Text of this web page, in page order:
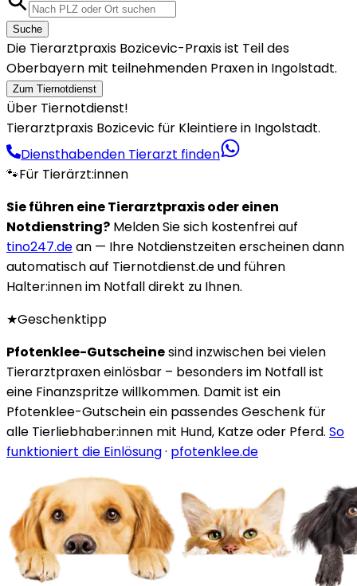
Suche
Die Tierarztpraxis Bozicevic-Praxis ist Teil des
Oberbayern mit teilnehmenden Praxen in Ingolstadt.
Zum Tiernotdienst
Über Tiernotdienst!
Tierarztpraxis Bozicevic für Kleintiere in Ingolstadt.
Diensthabenden Tierarzt finden
🐾Für Tierärzt:innen
Sie führen eine Tierarztpraxis oder einen
Notdienstring? Melden Sie sich kostenfrei auf
tino247.dean — Ihre Notdienstzeiten erscheinen dann
automatisch auf Tiernotdienst.de und führen
Halter:innen im Notfall direkt zu Ihnen.
★Geschenktipp
Pfotenklee-Gutscheinesind inzwischen bei vielen
Tierarztpraxen einlösbar – besonders im Notfall ist
eine Finanzspritze willkommen. Damit ist ein
Pfotenklee-Gutschein ein passendes Geschenk für
alle Tierliebhaber:innen mit Hund, Katze oder Pferd. So
funktioniert die Einlösung· pfotenklee.de